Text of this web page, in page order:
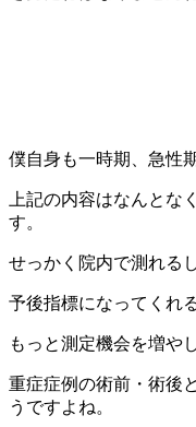
僕自身も一時期、急性
上記の内容はなんとな
す。
せっかく院内で測れる
予後指標になってくれ
もっと測定機会を増や
重症症例の術前・術後
うですよね。